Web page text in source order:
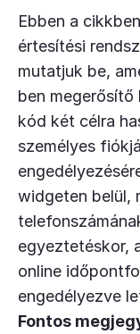
Ebben a
értesítési
mutatjuk be,
ben
kód két célra
személyes
widgeten belül,
egyeztetéskor,
online
engedélyezve
Fontos